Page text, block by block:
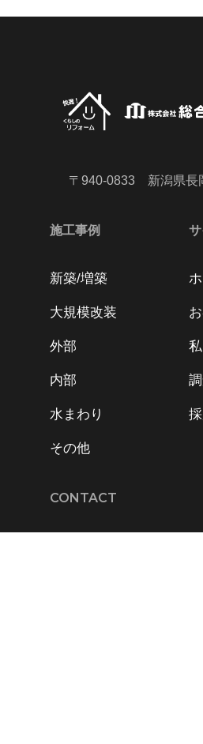
〒940-0833 新潟県長
施工事例
新築/増築
大規模改装
外部
内部
水まわり
その他
CONTACT